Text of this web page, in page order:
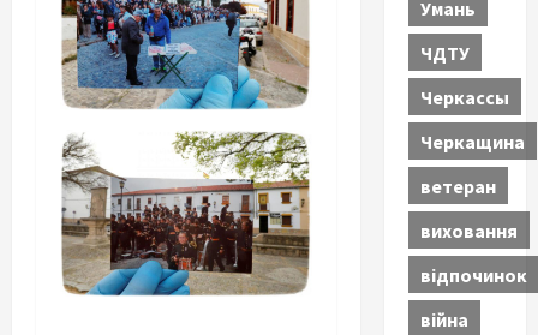
Умань
ЧДТУ
Черкассы
Черкащина
ветеран
виховання
відпочинок
війна